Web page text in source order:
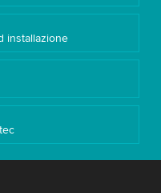
installazione